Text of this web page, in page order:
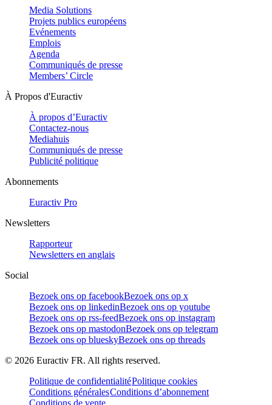
Media Solutions
Projets publics européens
Evénements
Emplois
Agenda
Communiqués de presse
Members’ Circle
À Propos d'Euractiv
À propos d’Euractiv
Contactez-nous
Mediahuis
Communiqués de presse
Publicité politique
Abonnements
Euractiv Pro
Newsletters
Rapporteur
Newsletters en anglais
Social
Bezoek ons op facebookBezoek ons op x
Bezoek ons op linkedinBezoek ons op youtube
Bezoek ons op rss-feedBezoek ons op instagram
Bezoek ons op mastodonBezoek ons op telegram
Bezoek ons op blueskyBezoek ons op threads
© 2026 Euractiv FR. All rights reserved.
Politique de confidentialitéPolitique cookies
Conditions généralesConditions d’abonnement
Conditions de vente